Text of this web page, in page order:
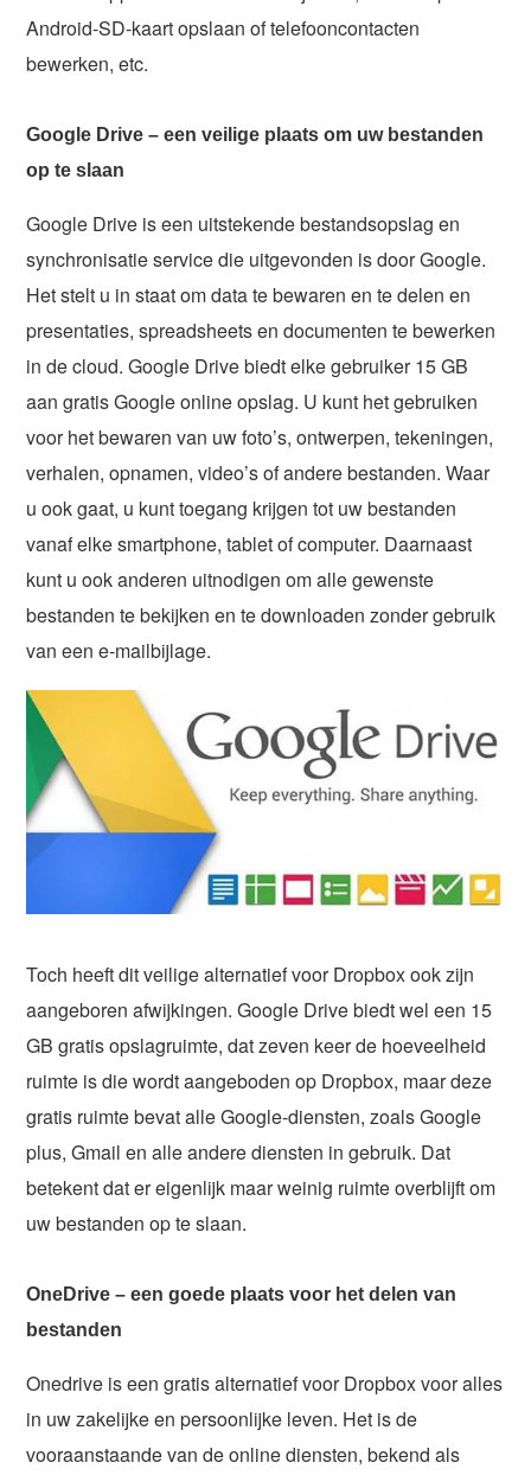
Android-SD-kaart opslaan of telefooncontacten
bewerken, etc.
Google Drive – een veilige plaats om uw bestanden
op te slaan
Google Drive is een uitstekende bestandsopslag en
synchronisatie service die uitgevonden is door Google.
Het stelt u in staat om data te bewaren en te delen en
presentaties, spreadsheets en documenten te bewerken
in de cloud. Google Drive biedt elke gebruiker 15 GB
aan gratis Google online opslag. U kunt het gebruiken
voor het bewaren van uw foto’s, ontwerpen, tekeningen,
verhalen, opnamen, video’s of andere bestanden. Waar
u ook gaat, u kunt toegang krijgen tot uw bestanden
vanaf elke smartphone, tablet of computer. Daarnaast
kunt u ook anderen uitnodigen om alle gewenste
bestanden te bekijken en te downloaden zonder gebruik
van een e-mailbijlage.
Toch heeft dit veilige alternatief voor Dropbox ook zijn
aangeboren afwijkingen. Google Drive biedt wel een 15
GB gratis opslagruimte, dat zeven keer de hoeveelheid
ruimte is die wordt aangeboden op Dropbox, maar deze
gratis ruimte bevat alle Google-diensten, zoals Google
plus, Gmail en alle andere diensten in gebruik. Dat
betekent dat er eigenlijk maar weinig ruimte overblijft om
uw bestanden op te slaan.
OneDrive – een goede plaats voor het delen van
bestanden
Onedrive is een gratis alternatief voor Dropbox voor alles
in uw zakelijke en persoonlijke leven. Het is de
vooraanstaande van de online diensten, bekend als